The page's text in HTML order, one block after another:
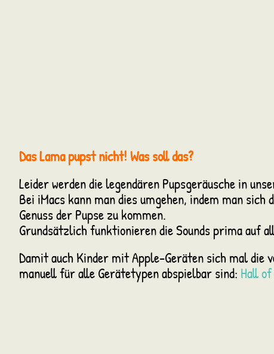
Das Lama pupst nicht! Was soll das?
Leider werden die legendären Pupsgeräusche in
Bei iMacs kann man dies umgehen, indem man
Genuss der Pupse zu kommen.
Grundsätzlich funktionieren die Sounds prima auf
Damit auch Kinder mit Apple-Geräten sich mal die
manuell für alle Gerätetypen abspielbar sind: Hall